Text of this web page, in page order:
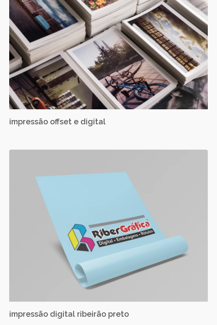
impressão offset e digital
impressão digital ribeirão preto